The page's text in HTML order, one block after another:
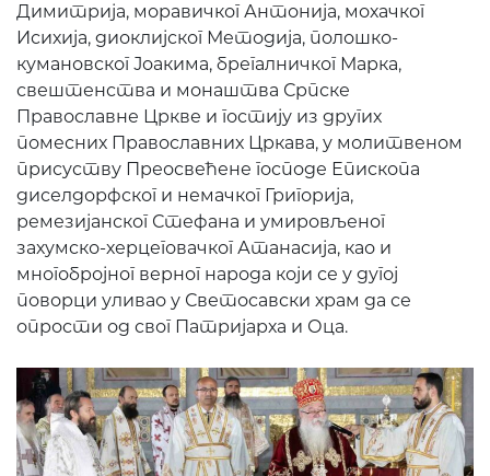
Димитрија, моравичког Антонија, мохачког
Исихија, диоклијског Методија, полошко-
кумановског Јоакима, брегалничког Марка,
свештенства и монаштва Српске
Православне Цркве и гостију из других
помесних Православних Цркава, у молитвеном
присуству Преосвећене господе Епископа
диселдорфског и немачког Григорија,
ремезијанског Стефана и умировљеног
захумско-херцеговачког Атанасија, као и
многобројног верног народа који се у дугој
поворци уливао у Светосавски храм да се
опрости од свог Патријарха и Оца.